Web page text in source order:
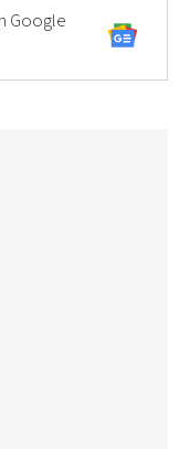
Google